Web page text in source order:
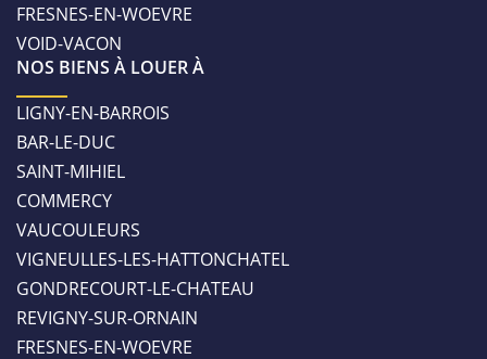
FRESNES-EN-WOEVRE
VOID-VACON
NOS BIENS À LOUER À
LIGNY-EN-BARROIS
BAR-LE-DUC
SAINT-MIHIEL
COMMERCY
VAUCOULEURS
VIGNEULLES-LES-HATTONCHATEL
GONDRECOURT-LE-CHATEAU
REVIGNY-SUR-ORNAIN
FRESNES-EN-WOEVRE